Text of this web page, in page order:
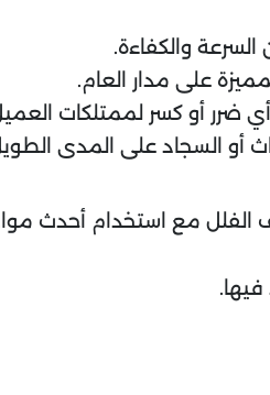
والكفاءة.
على مدار العام.
ضرر أو كسر لممتلكات
أو السجاد على المدى
مع استخدام أحدث